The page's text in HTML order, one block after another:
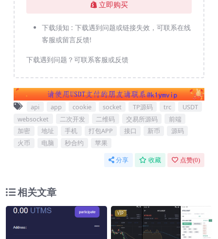
立即购买
下载须知 : 下载遇到问题或链接失效，可联系在线
客服或留言反馈!
下载遇到问题？可联系客服或反馈
api app cookie socket TP源码 trc
USDT
websocket
二次开发 二维码 交易所源码
前端
加密
地址 手机 打包APP 接口 新币
源码
火币
电脑 秒合约 苹果
分享 收藏 点赞(0)
相关文章
VIP